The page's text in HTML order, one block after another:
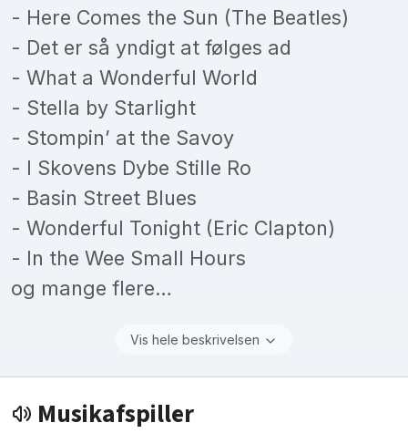
- Here Comes the Sun (The Beatles)
- Det er så yndigt at følges ad
- What a Wonderful World
- Stella by Starlight
- Stompin’ at the Savoy
- I Skovens Dybe Stille Ro
- Basin Street Blues
- Wonderful Tonight (Eric Clapton)
- In the Wee Small Hours
og mange flere…
Vis hele beskrivelsen
Musikafspiller